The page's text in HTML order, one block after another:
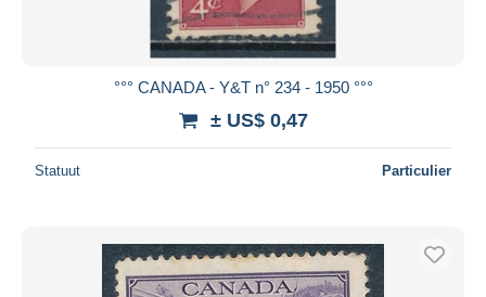
°°° CANADA - Y&T n° 234 - 1950 °°°
± US$ 0,47
Statuut Particulier